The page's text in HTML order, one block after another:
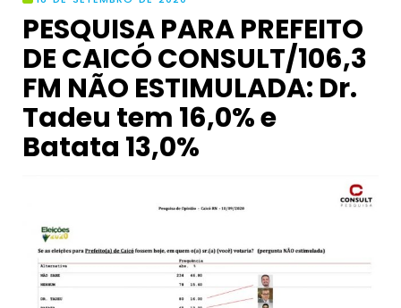
PESQUISA PARA PREFEITO
DE CAICÓ CONSULT/106,3
FM NÃO ESTIMULADA: Dr.
Tadeu tem 16,0% e
Batata 13,0%